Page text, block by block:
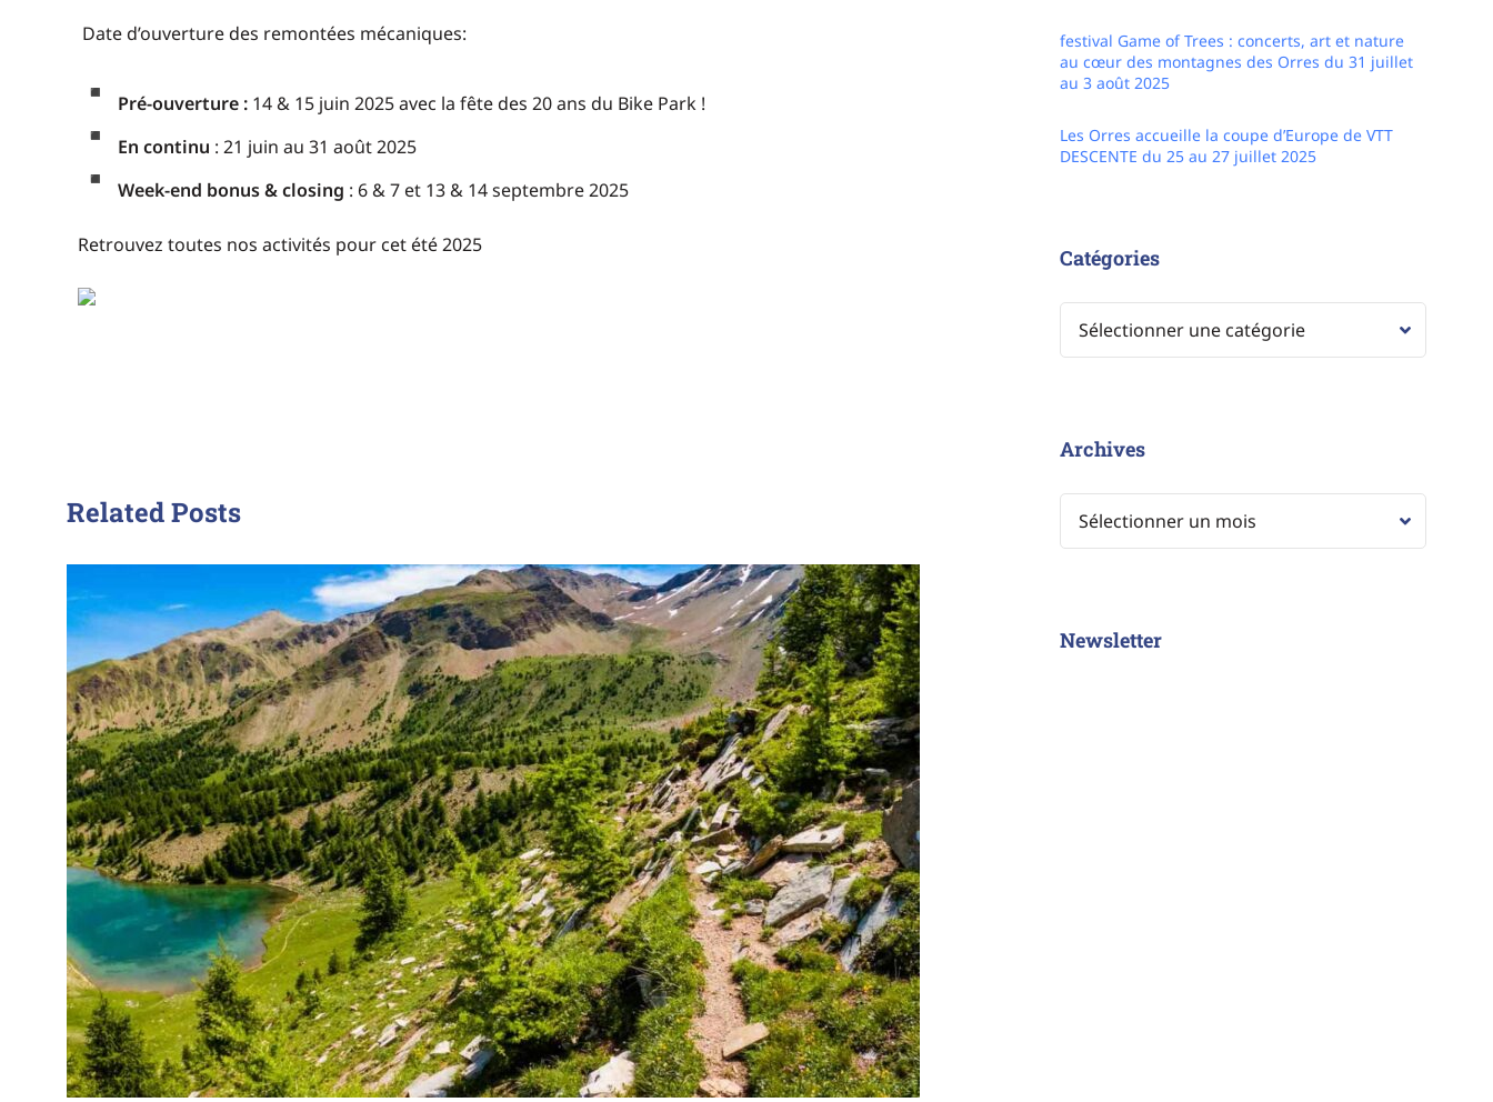
️ Date d’ouverture des remontées mécaniques:
Pré-ouverture : 14 & 15 juin 2025 avec la fête des 20 ans du Bike Park !
En continu : 21 juin au 31 août 2025
Week-end bonus & closing : 6 & 7 et 13 & 14 septembre 2025
Retrouvez toutes nos activités pour cet été 2025
Related Posts
festival Game of Trees : concerts, art et nature
au cœur des montagnes des Orres du 31 juillet
au 3 août 2025
Les Orres accueille la coupe d’Europe de VTT
DESCENTE du 25 au 27 juillet 2025
Catégories
Archives
Newsletter